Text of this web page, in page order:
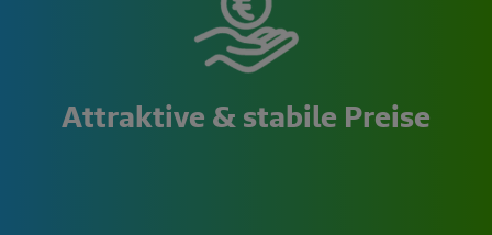
Attraktive & stabile Preise